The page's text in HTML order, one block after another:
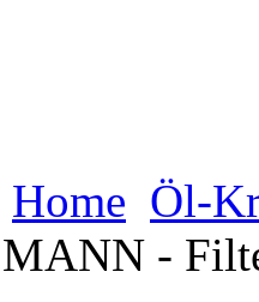
Home Öl-
-